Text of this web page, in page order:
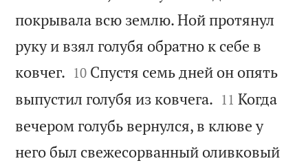
покрывала всю землю. Ной протянул
руку и взял голубя обратно к себе в
ковчег. 

10 Спустя семь дней он опять
выпустил голубя из ковчега. 

11 Когда
вечером голубь вернулся, в клюве у
него был свежесорванный оливковый